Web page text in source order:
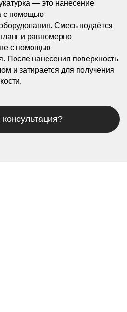
— это нанесение
с помощью
Смесь подаётся
и равномерно
с помощью
После нанесения поверхность
и затирается для получения